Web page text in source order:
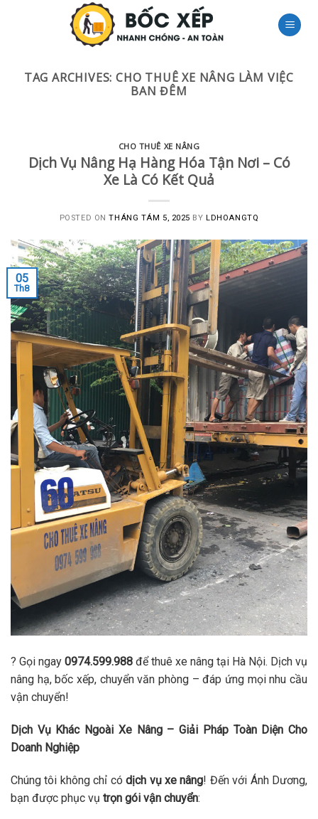
TAG ARCHIVES:CHO THUÊ XE NÂNG LÀM VIỆC
BAN ĐÊM
CHO THUÊ XE NÂNG
Dịch Vụ Nâng Hạ Hàng Hóa Tận Nơi – Có
Xe Là Có Kết Quả
POSTED ONTHÁNG TÁM 5, 2025 BYLDHOANGTQ
05
Th8
? Gọi ngay 0974.599.988 để thuê xe nâng tại Hà Nội. Dịch vụ
nâng hạ, bốc xếp, chuyển văn phòng – đáp ứng mọi nhu cầu
vận chuyển!
Dịch Vụ Khác Ngoài Xe Nâng – Giải Pháp Toàn Diện Cho
Doanh Nghiệp
Chúng tôi không chỉ códịch vụ xe nâng! Đến với Ánh Dương,
bạn được phục vụ trọn gói vận chuyển: